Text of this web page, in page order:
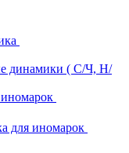
динамики ( С/Ч, Н/
для иномарок